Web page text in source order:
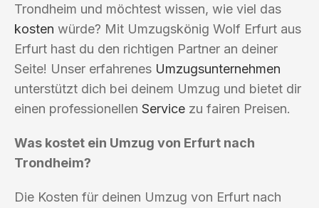
Trondheim und möchtest wissen, wie viel das
kosten würde? Mit Umzugskönig Wolf Erfurt aus
Erfurt hast du den richtigen Partner an deiner
Seite! Unser erfahrenes Umzugsunternehmen
unterstützt dich bei deinem Umzug und bietet dir
einen professionellen Service zu fairen Preisen.
Was kostet ein Umzug von Erfurt nach
Trondheim?
Die Kosten für deinen Umzug von Erfurt nach